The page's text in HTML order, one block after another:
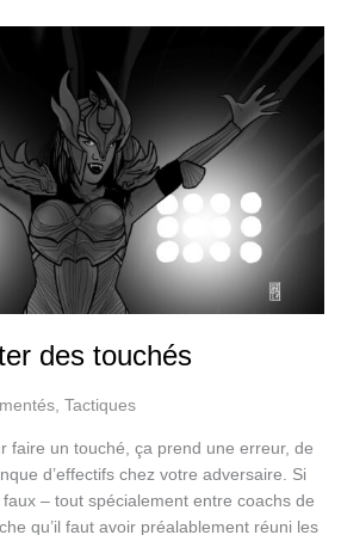
des touchés
, Tactiques
faire un touché, ça prend une erreur, de
d’effectifs chez votre adversaire. Si
– tout spécialement entre coachs de
qu’il faut avoir préalablement réuni les